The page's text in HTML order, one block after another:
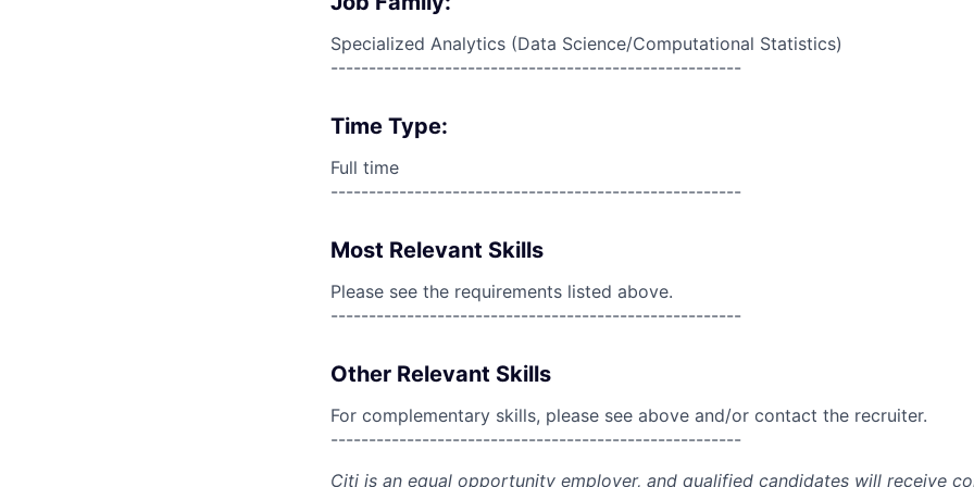
Specialized Analytics (Data Science/Computational Statistics)
------------------------------------------------------
Time Type:
Full time
------------------------------------------------------
Most Relevant Skills
Please see the requirements listed above.
------------------------------------------------------
Other Relevant Skills
For complementary skills, please see above and/or contact the recruiter.
------------------------------------------------------
Citi is an equal opportunity employer, and qualified candidates will receive